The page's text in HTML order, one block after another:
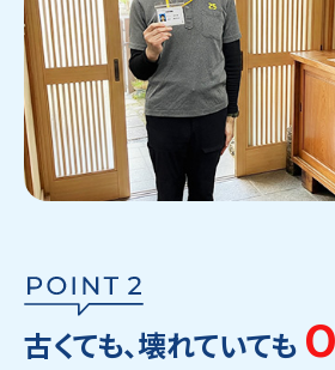
古くても、壊れていても